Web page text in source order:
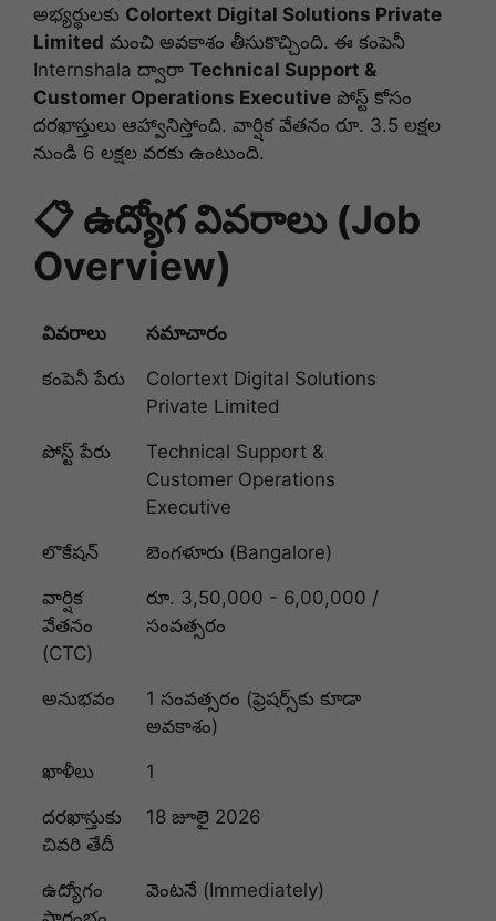
అభ్యర్థులకు Colortext Digital Solutions Private
Limited మంచి అవకాశం తీసుకొచ్చింది. ఈ కంపెనీ
Internshala ద్వారా Technical Support &
Customer Operations Executive పోస్ట్ కోసం
దరఖాస్తులు ఆహ్వానిస్తోంది. వార్షిక వేతనం రూ. 3.5 లక్షల
నుండి 6 లక్షల వరకు ఉంటుంది.
📋 ఉద్యోగ వివరాలు (Job
Overview)
వివరాలు సమాచారం
కంపెనీ పేరు
Colortext Digital Solutions
Private Limited
పోస్ట్ పేరు
Technical Support &
Customer Operations
Executive
లొకేషన్ బెంగళూరు (Bangalore)
వార్షిక
వేతనం
(CTC)
రూ. 3,50,000 - 6,00,000 /
సంవత్సరం
అనుభవం
1 సంవత్సరం (ఫ్రెషర్స్‌కు కూడా
అవకాశం)
ఖాళీలు 1
దరఖాస్తుకు
చివరి తేదీ
18 జూలై 2026
ఉద్యోగం
వెంటనే (Immediately)